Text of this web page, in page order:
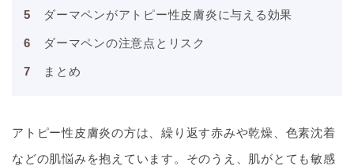
ダーマペンがアトピー性皮膚炎に与える効果
ダーマペンの注意点とリスク
まとめ
アトピー性皮膚炎の方は、繰り返す赤みや乾燥、色素沈着
などの肌悩みを抱えています。そのうえ、肌がとても敏感